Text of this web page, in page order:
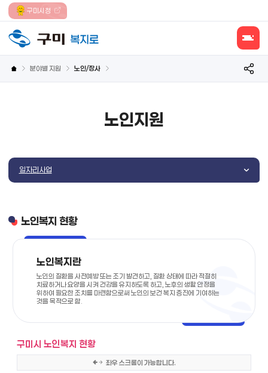
구미시청
모바일메
분야별 지원 노인/장사
노인지원
일자리사업
노인복지 현황
노인복지란
노인의 질환을 사전예방 또는 조기 발견하고, 질환 상태에 따라 적절히
치료하거나 요양을 시켜 건강을 유지하도록 하고, 노후의 생활 안정을
위하여 필요한 조치를 마련함으로써 노인의 보건 복지 증진에 기여하는
것을 목적으로 함.
구미시 노인복지 현황
좌우 스크롤이 가능합니다.